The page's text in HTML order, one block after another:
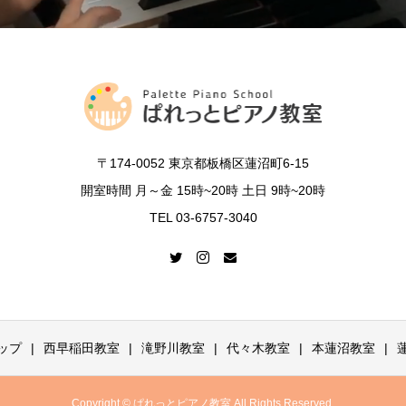
〒174-0052 東京都板橋区蓮沼町6-15
開室時間 月～金 15時~20時 土日 9時~20時
TEL 03-6757-3040
プ 西早稲田教室 滝野川教室 代々木教室 本蓮沼教室
Copyright © ぱれっとピアノ教室 All Rights Reserved.